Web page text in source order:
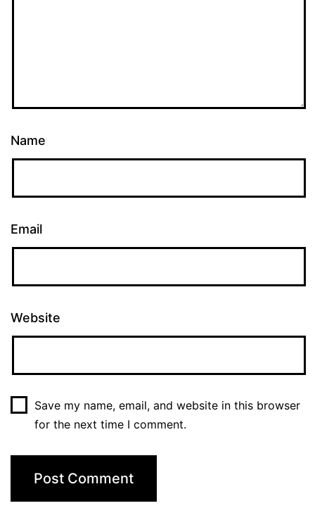
Name
Email
Website
Save my name, email, and website in this browser
for the next time I comment.